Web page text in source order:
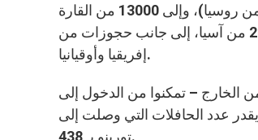
أكثر من 7000 من سويسرا)، وإلى 30000 من أوروبا الشرقية (10000 من بولندا، 7000 من روسيا)، وإلى 13000 من القارة
الأميركية (9000 من الولايات المتحدة، وأكثر من 1000 من المكسيك)، وإلى حوالي 2000 من آسيا، إلى جانب حجوزات من
إفريقيا وأوقيانيا.
يوم للمعرض أي نهار السبت 10 أبريل، أكثر من 12000 شخص – من بينهم 480 من الخارج – تمكنوا من الدخول إلى
الرئيسية لتكريم الكفن المقدس. وقد بلغ عدد الحجاج نهار الاثنين 48325، ويقدر عدد الحافلات التي وصلت إلى
تورينو بـ 438.